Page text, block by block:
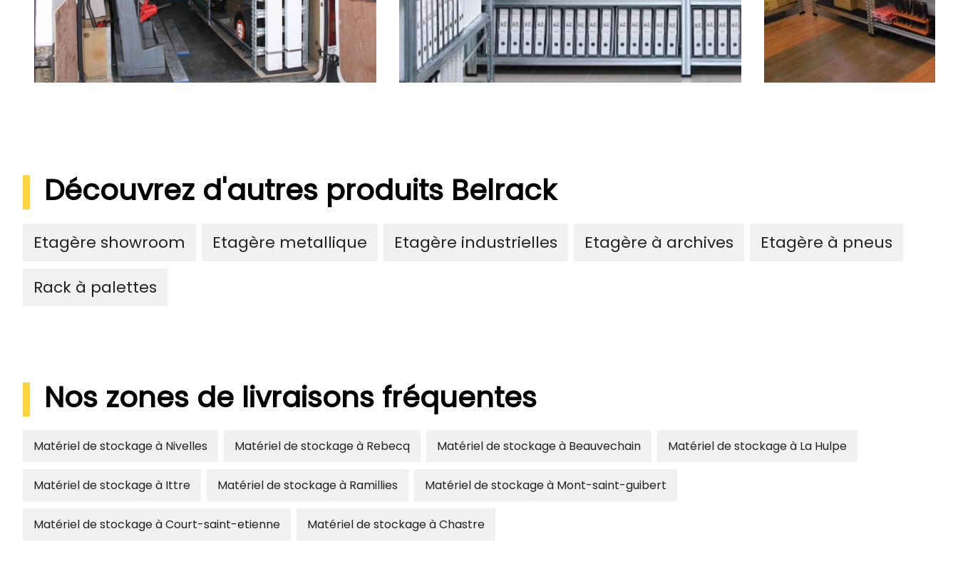
Découvrez d'autres produits Belrack
Etagère showroom Etagère metallique Etagère industrielles Etagère à archives Etagère à pneus
Rack à palettes
Nos zones de livraisons fréquentes
Matériel de stockage à Nivelles Matériel de stockage à Rebecq Matériel de stockage à Beauvechain Matériel de stockage à La Hulpe
Matériel de stockage à Ittre Matériel de stockage à Ramillies Matériel de stockage à Mont-saint-guibert
Matériel de stockage à Court-saint-etienne Matériel de stockage à Chastre